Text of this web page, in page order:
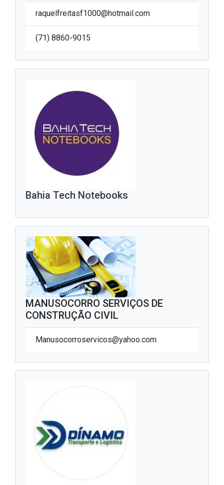
raquelfreitasf1000@hotmail.com
(71) 8860-9015
Bahia Tech Notebooks
MANUSOCORRO SERVIÇOS DE
CONSTRUÇÃO CIVIL
Manusocorroservicos@yahoo.com